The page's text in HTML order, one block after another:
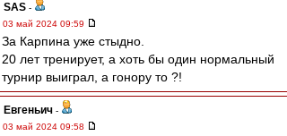
SAS -
03 май 2024 09:59
За Карпина уже стыдно.
20 лет тренирует, а хоть бы один нормальный
турнир выиграл, а гонору то ?!
Евгеньич -
03 май 2024 09:58